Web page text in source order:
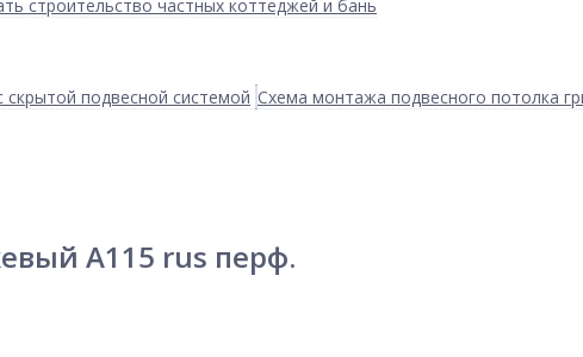
строительство частных коттеджей и бань
подвесной системой Схема монтажа подвесного потолка
А115 rus перф.